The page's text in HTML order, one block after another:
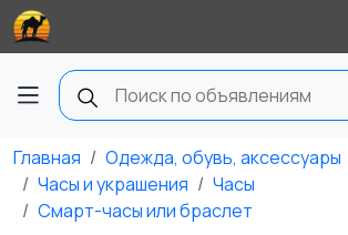
Главная
Одежда, обувь, аксессуары
Часы и украшения
Часы
Смарт-часы или браслет